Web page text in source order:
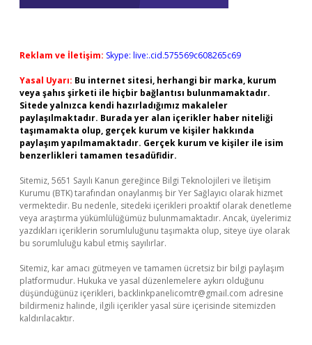
Reklam ve İletişim: Skype: live:.cid.575569c608265c69
Yasal Uyarı: Bu internet sitesi, herhangi bir marka, kurum
veya şahıs şirketi ile hiçbir bağlantısı bulunmamaktadır.
Sitede yalnızca kendi hazırladığımız makaleler
paylaşılmaktadır. Burada yer alan içerikler haber niteliği
taşımamakta olup, gerçek kurum ve kişiler hakkında
paylaşım yapılmamaktadır. Gerçek kurum ve kişiler ile isim
benzerlikleri tamamen tesadüfidir.
Sitemiz, 5651 Sayılı Kanun gereğince Bilgi Teknolojileri ve İletişim
Kurumu (BTK) tarafından onaylanmış bir Yer Sağlayıcı olarak hizmet
vermektedir. Bu nedenle, sitedeki içerikleri proaktif olarak denetleme
veya araştırma yükümlülüğümüz bulunmamaktadır. Ancak, üyelerimiz
yazdıkları içeriklerin sorumluluğunu taşımakta olup, siteye üye olarak
bu sorumluluğu kabul etmiş sayılırlar.
Sitemiz, kar amacı gütmeyen ve tamamen ücretsiz bir bilgi paylaşım
platformudur. Hukuka ve yasal düzenlemelere aykırı olduğunu
düşündüğünüz içerikleri, backlinkpanelicomtr@gmail.com adresine
bildirmeniz halinde, ilgili içerikler yasal süre içerisinde sitemizden
kaldırılacaktır.